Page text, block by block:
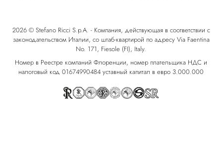
2026 © Stefano Ricci S.p.A. - Компания, действующая в соответствии с
законодательством Италии, со штаб-квартирой по адресу Via Faentina
No. 171, Fiesole (FI), Italy.
Номер в Реестре компаний Флоренции, номер плательщика НДС и
налоговый код 01674990484 уставный капитал в евро 3.000.000